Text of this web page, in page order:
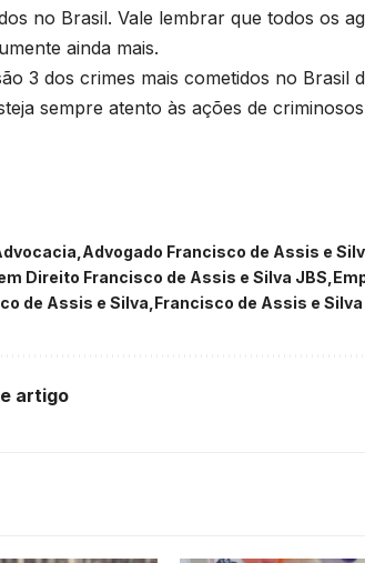
no Brasil. Vale lembrar que todos os
ainda mais.
3 dos crimes mais cometidos no
sempre atento às ações de
Advogado Francisco de Assis e
Direito Francisco de Assis e Silva JBS
de Assis e Silva Francisco de Assis e Silva
artigo